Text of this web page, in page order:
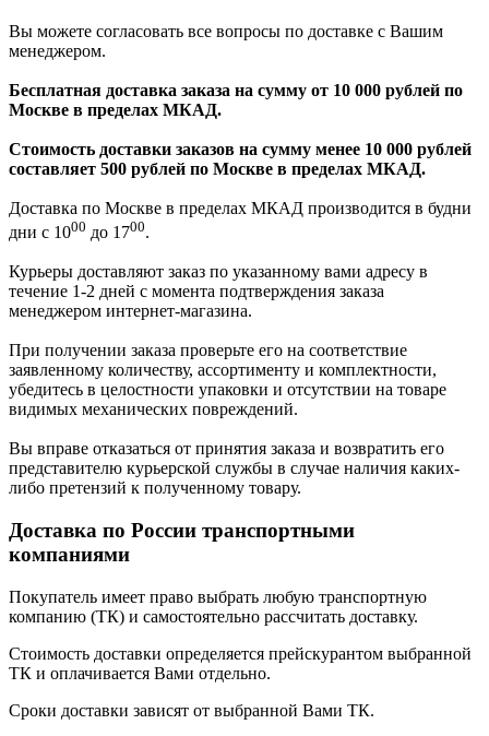
Вы можете согласовать все вопросы по доставке с Вашим
менеджером.
Бесплатная доставка заказа на сумму от 10 000 рублей по
Москве в пределах МКАД.
Стоимость доставки заказов на сумму менее 10 000 рублей
составляет 500 рублей по Москве в пределах МКАД.
Доставка по Москве в пределах МКАД производится в будни
дни с 1000 до 1700.
Курьеры доставляют заказ по указанному вами адресу в
течение 1-2 дней с момента подтверждения заказа
менеджером интернет-магазина.
При получении заказа проверьте его на соответствие
заявленному количеству, ассортименту и комплектности,
убедитесь в целостности упаковки и отсутствии на товаре
видимых механических повреждений.
Вы вправе отказаться от принятия заказа и возвратить его
представителю курьерской службы в случае наличия каких-
либо претензий к полученному товару.
Доставка по России транспортными
компаниями
Покупатель имеет право выбрать любую транспортную
компанию (ТК) и самостоятельно рассчитать доставку.
Стоимость доставки определяется прейскурантом выбранной
ТК и оплачивается Вами отдельно.
Сроки доставки зависят от выбранной Вами ТК.